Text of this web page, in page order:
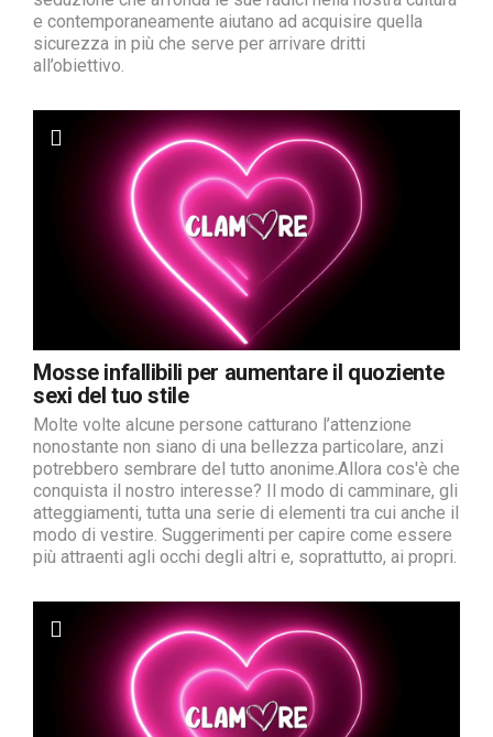
e contemporaneamente aiutano ad acquisire quella
sicurezza in più che serve per arrivare dritti
all’obiettivo.
Mosse infallibili per aumentare il quoziente
sexi del tuo stile
Molte volte alcune persone catturano l’attenzione
nonostante non siano di una bellezza particolare, anzi
potrebbero sembrare del tutto anonime.Allora cos'è che
conquista il nostro interesse? Il modo di camminare, gli
atteggiamenti, tutta una serie di elementi tra cui anche il
modo di vestire. Suggerimenti per capire come essere
più attraenti agli occhi degli altri e, soprattutto, ai propri.